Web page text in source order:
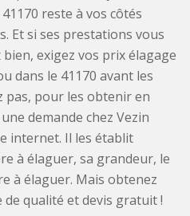
reste à vos côtés
Et si ses prestations vous
exigez vos prix élagage
dans le 41170 avant les
pas, pour les obtenir en
demande chez Vezin
internet. Il les établit
à élaguer, sa grandeur, le
à élaguer. Mais obtenez
qualité et devis gratuit !